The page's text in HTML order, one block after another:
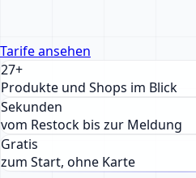
Tarife ansehen
27+
Produkte und Shops im Blick
Sekunden
vom Restock bis zur Meldung
Gratis
zum Start, ohne Karte